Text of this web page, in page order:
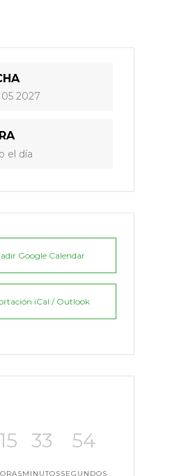
2027
el día
Google Calendar
iCal / Outlook
15 33
MINUTOS
54
SEGUNDOS